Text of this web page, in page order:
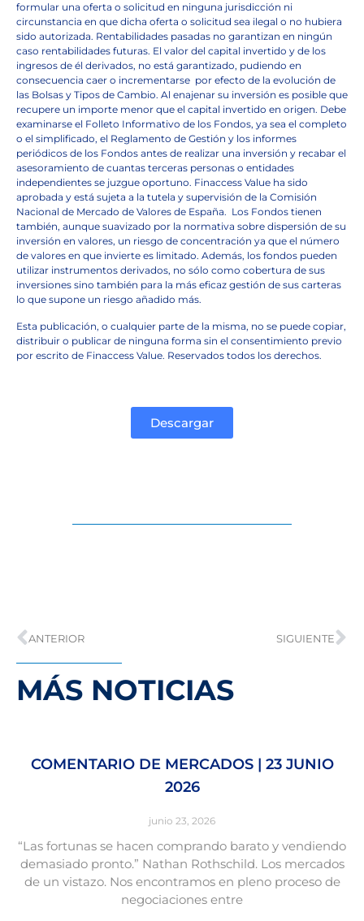
formular una oferta o solicitud en ninguna jurisdicción ni
circunstancia en que dicha oferta o solicitud sea ilegal o no hubiera
sido autorizada. Rentabilidades pasadas no garantizan en ningún
caso rentabilidades futuras. El valor del capital invertido y de los
ingresos de él derivados, no está garantizado, pudiendo en
consecuencia caer o incrementarse por efecto de la evolución de
las Bolsas y Tipos de Cambio. Al enajenar su inversión es posible que
recupere un importe menor que el capital invertido en origen. Debe
examinarse el Folleto Informativo de los Fondos, ya sea el completo
o el simplificado, el Reglamento de Gestión y los informes
periódicos de los Fondos antes de realizar una inversión y recabar el
asesoramiento de cuantas terceras personas o entidades
independientes se juzgue oportuno. Finaccess Value ha sido
aprobada y está sujeta a la tutela y supervisión de la Comisión
Nacional de Mercado de Valores de España. Los Fondos tienen
también, aunque suavizado por la normativa sobre dispersión de su
inversión en valores, un riesgo de concentración ya que el número
de valores en que invierte es limitado. Además, los fondos pueden
utilizar instrumentos derivados, no sólo como cobertura de sus
inversiones sino también para la más eficaz gestión de sus carteras
lo que supone un riesgo añadido más.
Esta publicación, o cualquier parte de la misma, no se puede copiar,
distribuir o publicar de ninguna forma sin el consentimiento previo
por escrito de Finaccess Value. Reservados todos los derechos.
Descargar
ANTERIOR SIGUIENTE
MÁS NOTICIAS
COMENTARIO DE MERCADOS | 23 JUNIO
2026
junio 23, 2026
“Las fortunas se hacen comprando barato y vendiendo
demasiado pronto.” Nathan Rothschild. Los mercados
de un vistazo. Nos encontramos en pleno proceso de
negociaciones entre